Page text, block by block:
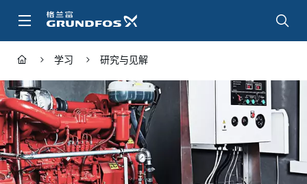
内
容
学习 研究与见解